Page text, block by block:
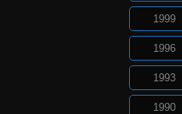
1999
1996
1993
1990